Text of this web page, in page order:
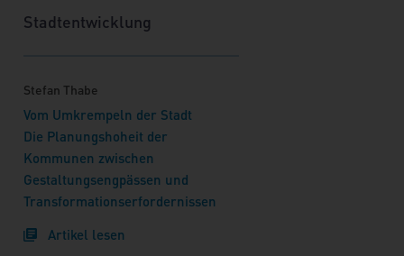
Stadtentwicklung
Stefan Thabe
Vom Umkrempeln der Stadt
Die Planungshoheit der
Kommunen zwischen
Gestaltungsengpässen und
Transformationserfordernissen
Artikel lesen